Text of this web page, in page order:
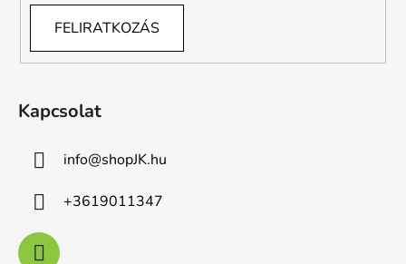
FELIRATKOZÁS
Kapcsolat
info@shopJK.hu
+3619011347